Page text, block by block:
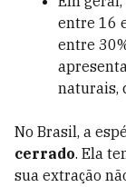
entre 16
entre
naturais,
No Brasil, a
cerrado. Ela
sua extração